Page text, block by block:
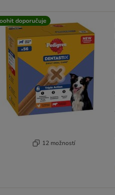
doporučuje
12 možností